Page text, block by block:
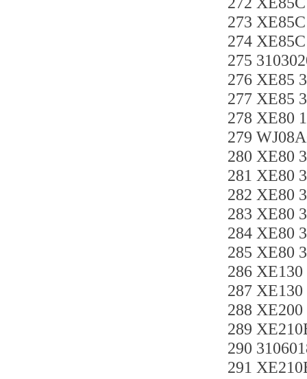
273
274
275
276 XE85
277 XE85
278 XE80
279
280 XE80
281 XE80
282 XE80
283 XE80
284 XE80
285 XE80
286
287
288
289
290
291